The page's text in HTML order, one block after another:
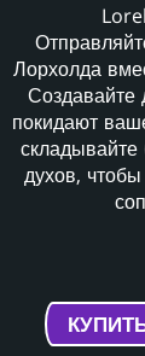
Лорхолда
Создавайте
покидают
духов,